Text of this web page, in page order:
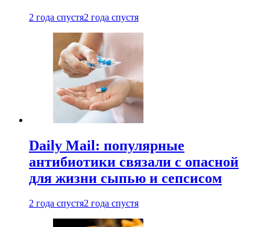
2 года спустя2 года спустя
Daily Mail: популярные
антибиотики связали с опасной
для жизни сыпью и сепсисом
2 года спустя2 года спустя